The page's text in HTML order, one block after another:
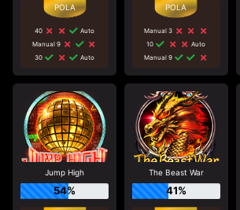
40
Auto
Manual 9
30
Auto
Manual 3
10
Auto
Manual 9
Jump High
54%
The Beast War
41%